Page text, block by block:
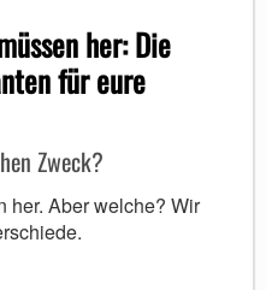
her: Die
für eure
Zweck?
her. Aber welche? Wir